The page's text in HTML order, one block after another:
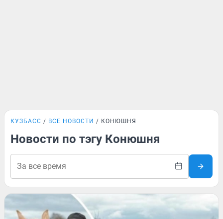
КУЗБАСС ВСЕ НОВОСТИ КОНЮШНЯ
Новости по тэгу Конюшня